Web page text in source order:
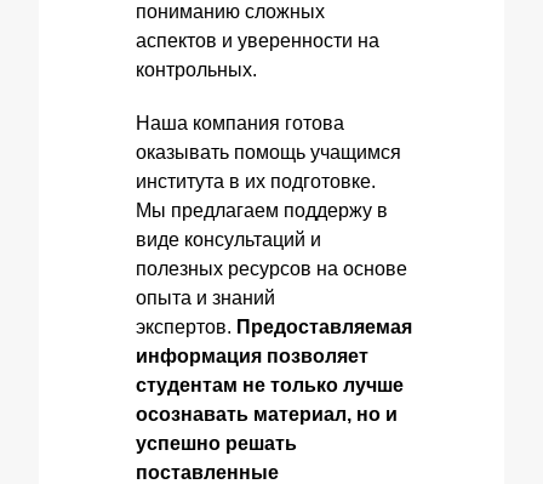
пониманию сложных
аспектов и уверенности на
контрольных.
Наша компания готова
оказывать помощь учащимся
института в их подготовке.
Мы предлагаем поддержу в
виде консультаций и
полезных ресурсов на основе
опыта и знаний
экспертов. Предоставляемая
информация позволяет
студентам не только лучше
осознавать материал, но и
успешно решать
поставленные